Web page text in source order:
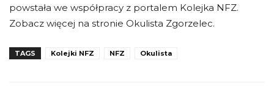
powstała we współpracy z portalem Kolejka NFZ.
Zobacz więcej na stronie Okulista Zgorzelec.
TAGS Kolejki NFZ NFZ Okulista